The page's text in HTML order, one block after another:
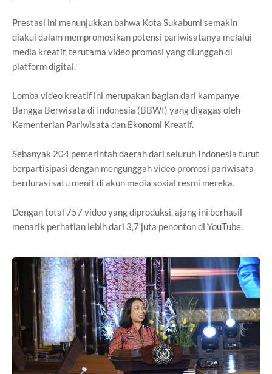
Prestasi ini menunjukkan bahwa Kota Sukabumi semakin
diakui dalam mempromosikan potensi pariwisatanya melalui
media kreatif, terutama video promosi yang diunggah di
platform digital.
Lomba video kreatif ini merupakan bagian dari kampanye
Bangga Berwisata di Indonesia (BBWI) yang digagas oleh
Kementerian Pariwisata dan Ekonomi Kreatif.
Sebanyak 204 pemerintah daerah dari seluruh Indonesia turut
berpartisipasi dengan mengunggah video promosi pariwisata
berdurasi satu menit di akun media sosial resmi mereka.
Dengan total 757 video yang diproduksi, ajang ini berhasil
menarik perhatian lebih dari 3,7 juta penonton di YouTube.